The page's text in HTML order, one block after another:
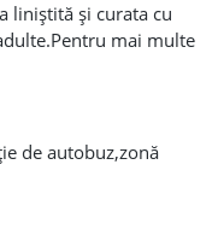
liniștită și curata cu
mai multe
de autobuz,zonă